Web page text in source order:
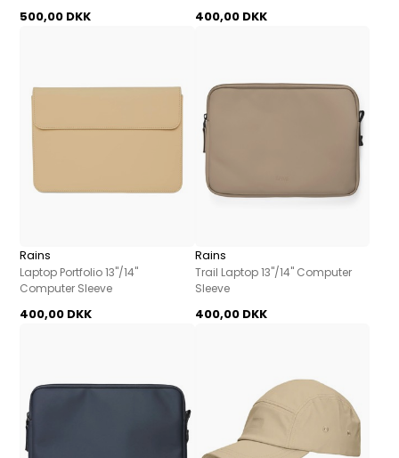
500,00 DKK 400,00 DKK
Rains
Laptop Portfolio 13"/14"
Computer Sleeve
400,00 DKK
Rains
Trail Laptop 13"/14" Computer
Sleeve
400,00 DKK